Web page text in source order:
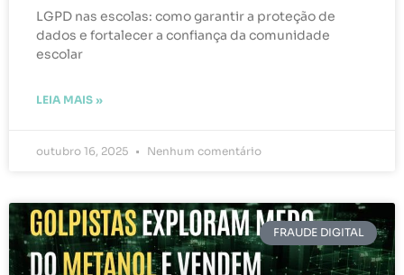
LGPD nas escolas: como garantir a proteção de
dados e fortalecer a confiança da comunidade
escolar
LEIA MAIS »
outubro 16, 2025 Nenhum comentário
FRAUDE DIGITAL